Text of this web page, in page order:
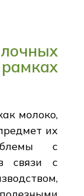
молоко,
их
с
связи с